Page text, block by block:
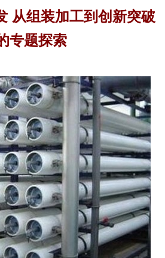
从组装加工到创新突破
专题探索